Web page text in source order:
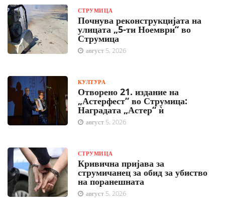
СТРУМИЦА
Почнува реконструкцијата на
улицата „5-ти Ноември“ во
Струмица
август 5, 2026
КУЛТУРА
Отворено 21. издание на
„Астерфест“ во Струмица:
Наградата „Астер“ ѝ
август 5, 2026
СТРУМИЦА
Кривична пријава за
струмичанец за обид за убиство
на поранешната
август 5, 2026